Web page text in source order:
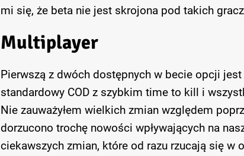
mi się, że beta nie jest skrojona pod takich
Multiplayer
Pierwszą z dwóch dostępnych w becie opcji
standardowy COD z szybkim time to kill i
Nie zauważyłem wielkich zmian względem
dorzucono trochę nowości wpływających na
ciekawszych zmian, które od razu rzucają się w